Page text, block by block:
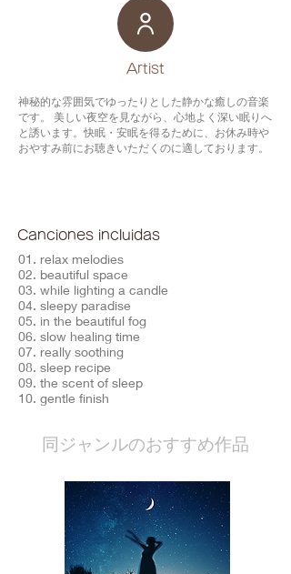
​Artist
神秘的な雰囲気でゆったりとした静かな癒しの音楽
です。 美しい夜空を見ながら、心地よく深い眠りへ
と誘います。快眠・安眠を得るために、お休み時や
おやすみ前にお聴きいただくのに適しております。
Canciones incluidas
01. relax melodies
02. beautiful space
03. while lighting a candle
04. sleepy paradise
05. in the beautiful fog
06. slow healing time
07. really soothing
08. sleep recipe
09. the scent of sleep
10. gentle finish
​同ジャンルのおすすめ作品